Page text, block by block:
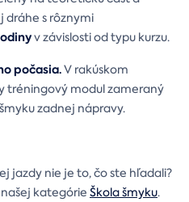
dráhe s rôznymi
v závislosti od typu kurzu.
počasia.V rakúskom
tréningový modul zameraný
zadnej nápravy.
jazdy nie je to, čo ste hľadali?
kategórie Škola šmyku.